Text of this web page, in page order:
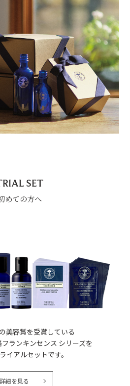
SET
めての方へ
美容賞を受賞している
ランキンセンス シリーズを
イアルセットです。
詳細を見る